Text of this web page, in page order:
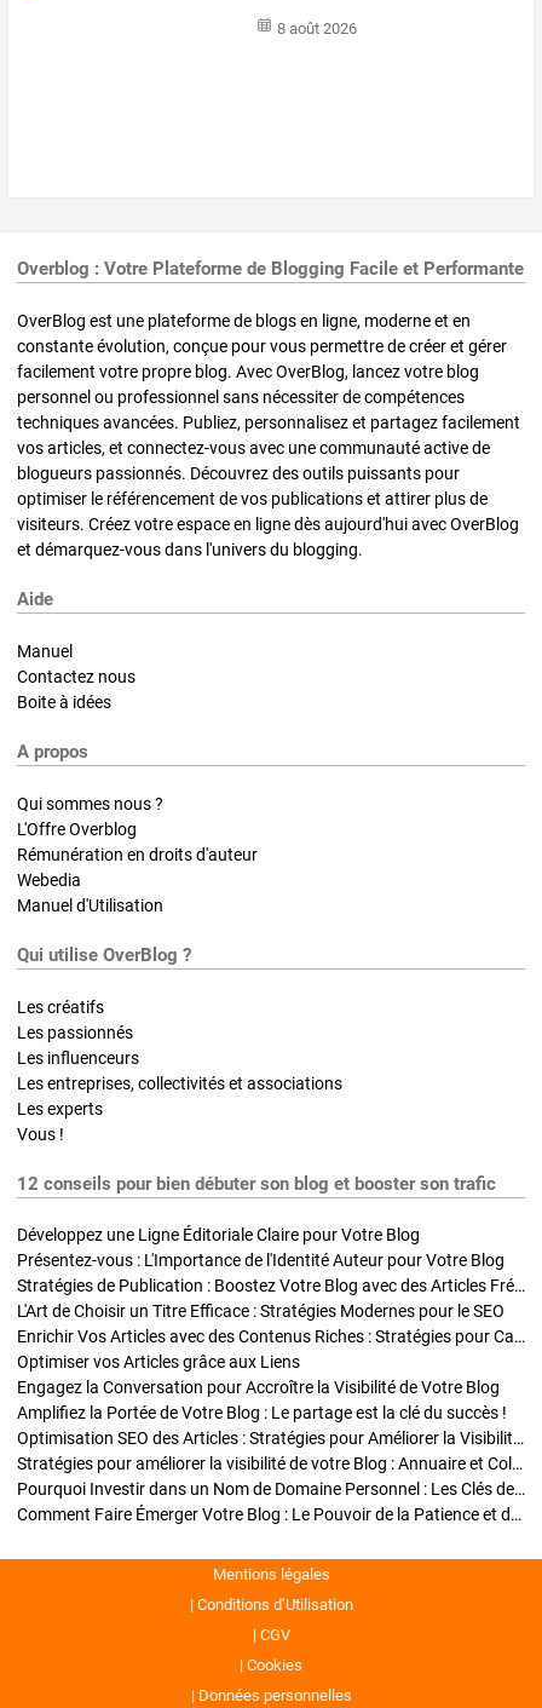
8 août 2026
Overblog : Votre Plateforme de Blogging Facile et Performante
OverBlog est une plateforme de blogs en ligne, moderne et en
constante évolution, conçue pour vous permettre de créer et gérer
facilement votre propre blog. Avec OverBlog, lancez votre blog
personnel ou professionnel sans nécessiter de compétences
techniques avancées. Publiez, personnalisez et partagez facilement
vos articles, et connectez-vous avec une communauté active de
blogueurs passionnés. Découvrez des outils puissants pour
optimiser le référencement de vos publications et attirer plus de
visiteurs. Créez votre espace en ligne dès aujourd'hui avec OverBlog
et démarquez-vous dans l'univers du blogging.
Aide
Manuel
Contactez nous
Boite à idées
A propos
Qui sommes nous ?
L'Offre Overblog
Rémunération en droits d'auteur
Webedia
Manuel d'Utilisation
Qui utilise OverBlog ?
Les créatifs
Les passionnés
Les influenceurs
Les entreprises, collectivités et associations
Les experts
Vous !
12 conseils pour bien débuter son blog et booster son trafic
Développez une Ligne Éditoriale Claire pour Votre Blog
Présentez-vous : L'Importance de l'Identité Auteur pour Votre Blog
Stratégies de Publication : Boostez Votre Blog avec des Articles Fréquents et Exclusifs
L'Art de Choisir un Titre Efficace : Stratégies Modernes pour le SEO
Enrichir Vos Articles avec des Contenus Riches : Stratégies pour Captiver et Optimiser
Optimiser vos Articles grâce aux Liens
Engagez la Conversation pour Accroître la Visibilité de Votre Blog
Amplifiez la Portée de Votre Blog : Le partage est la clé du succès !
Optimisation SEO des Articles : Stratégies pour Améliorer la Visibilité de Votre Blog
Stratégies pour améliorer la visibilité de votre Blog : Annuaire et Collaborations
Pourquoi Investir dans un Nom de Domaine Personnel : Les Clés de la Réussite de Votre Blog
Comment Faire Émerger Votre Blog : Le Pouvoir de la Patience et de la Persévérance
Mentions légales
Conditions d’Utilisation
CGV
Cookies
Données personnelles